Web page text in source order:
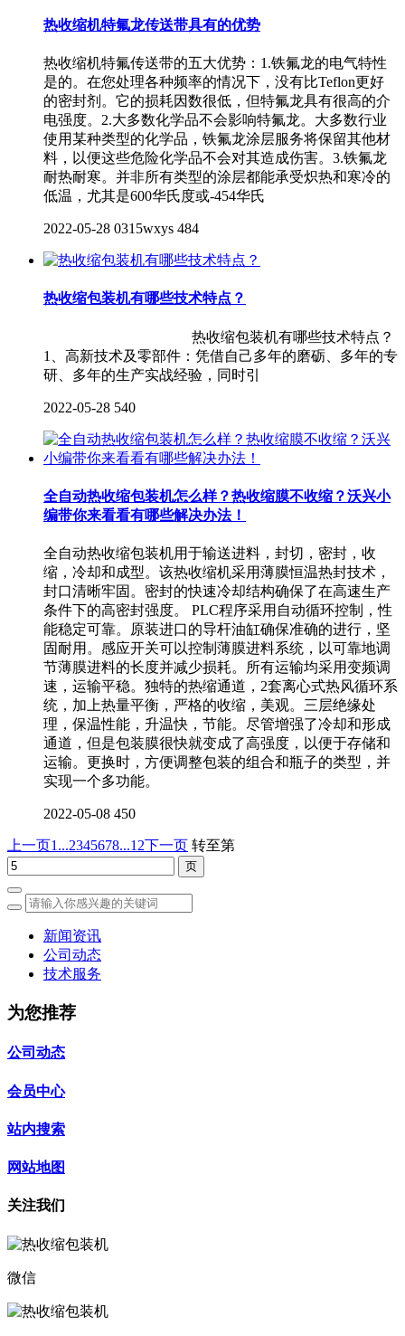
热收缩机特氟龙传送带具有的优势
热收缩机特氟传送带的五大优势：1.铁氟龙的电气特性
是的。在您处理各种频率的情况下，没有比Teflon更好
的密封剂。它的损耗因数很低，但特氟龙具有很高的介
电强度。2.大多数化学品不会影响特氟龙。大多数行业
使用某种类型的化学品，铁氟龙涂层服务将保留其他材
料，以便这些危险化学品不会对其造成伤害。3.铁氟龙
耐热耐寒。并非所有类型的涂层都能承受炽热和寒冷的
低温，尤其是600华氏度或-454华氏
2022-05-28 0315wxys 484
热收缩包装机有哪些技术特点？
热收缩包装机有哪些技术特点？
1、高新技术及零部件：凭借自己多年的磨砺、多年的专
研、多年的生产实战经验，同时引
2022-05-28 540
全自动热收缩包装机怎么样？热收缩膜不收缩？沃兴小
编带你来看看有哪些解决办法！
全自动热收缩包装机用于输送进料，封切，密封，收
缩，冷却和成型。该热收缩机采用薄膜恒温热封技术，
封口清晰牢固。密封的快速冷却结构确保了在高速生产
条件下的高密封强度。 PLC程序采用自动循环控制，性
能稳定可靠。原装进口的导杆油缸确保准确的进行，坚
固耐用。感应开关可以控制薄膜进料系统，以可靠地调
节薄膜进料的长度并减少损耗。所有运输均采用变频调
速，运输平稳。独特的热缩通道，2套离心式热风循环系
统，加上热量平衡，严格的收缩，美观。三层绝缘处
理，保温性能，升温快，节能。尽管增强了冷却和形成
通道，但是包装膜很快就变成了高强度，以便于存储和
运输。更换时，方便调整包装的组合和瓶子的类型，并
实现一个多功能。
2022-05-08 450
上一页1...2345678...12下一页 转至第
新闻资讯
公司动态
技术服务
为您推荐
公司动态
会员中心
站内搜索
网站地图
关注我们
微信